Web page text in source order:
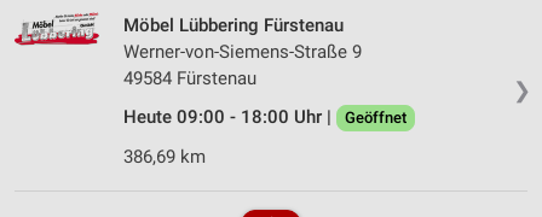
❯
Möbel Lübbering Fürstenau
Werner-von-Siemens-Straße 9
49584 Fürstenau
Heute 09:00 - 18:00 Uhr |
Geöffnet
386,69 km